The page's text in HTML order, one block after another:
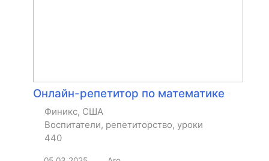
Онлайн-репетитор по математике
Финикс, США
Воспитатели, репетиторство, уроки
440